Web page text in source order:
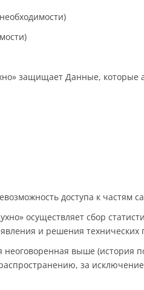
защищает Данные,
доступа к частям
осуществляет сбор
и решения технических
выше (история
за